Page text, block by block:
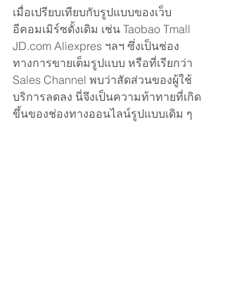
เมื่อเปรียบเทียบกับรูปแบบของเว็บ
อีคอมเมิร์ซดั้งเดิม เช่น Taobao Tmall
JD.com Aliexpres ฯลฯ ซึ่งเป็นช่อง
ทางการขายเต็มรูปแบบ หรือที่เรียกว่า
Sales Channel พบว่าสัดส่วนของผู้ใช้
บริการลดลง นี่จึงเป็นความท้าทายที่เกิด
ขึ้นของช่องทางออนไลน์รูปแบบเดิม ๆ